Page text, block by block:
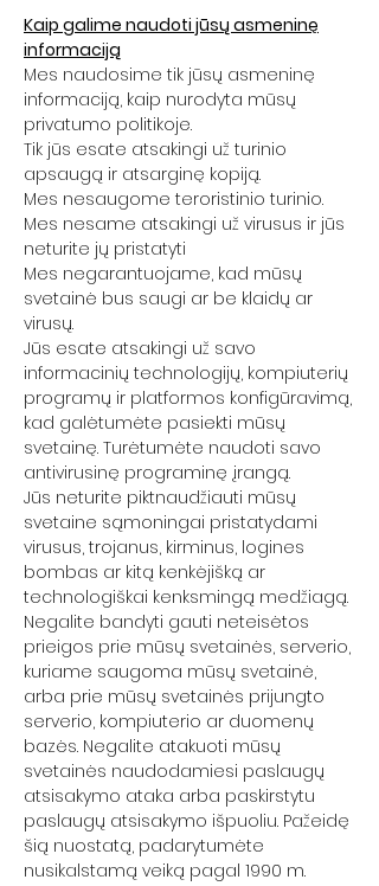
Kaip galime naudoti jūsų asmeninę
informaciją
Mes naudosime tik jūsų asmeninę
informaciją, kaip nurodyta mūsų
privatumo politikoje.
Tik jūs esate atsakingi už turinio
apsaugą ir atsarginę kopiją.
Mes nesaugome teroristinio turinio.
Mes nesame atsakingi už virusus ir jūs
neturite jų pristatyti
Mes negarantuojame, kad mūsų
svetainė bus saugi ar be klaidų ar
virusų.
Jūs esate atsakingi už savo
informacinių technologijų, kompiuterių
programų ir platformos konfigūravimą,
kad galėtumėte pasiekti mūsų
svetainę. Turėtumėte naudoti savo
antivirusinę programinę įrangą.
Jūs neturite piktnaudžiauti mūsų
svetaine sąmoningai pristatydami
virusus, trojanus, kirminus, logines
bombas ar kitą kenkėjišką ar
technologiškai kenksmingą medžiagą.
Negalite bandyti gauti neteisėtos
prieigos prie mūsų svetainės, serverio,
kuriame saugoma mūsų svetainė,
arba prie mūsų svetainės prijungto
serverio, kompiuterio ar duomenų
bazės. Negalite atakuoti mūsų
svetainės naudodamiesi paslaugų
atsisakymo ataka arba paskirstytu
paslaugų atsisakymo išpuoliu. Pažeidę
šią nuostatą, padarytumėte
nusikalstamą veiką pagal 1990 m.